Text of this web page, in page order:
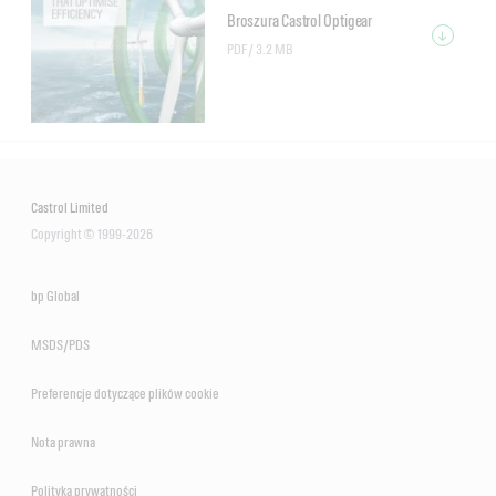
jak i przeznaczonych do pracy pod wysokim obciążeniem, linia
Castrol Optigear Synthetic PD ES pomaga zneutralizować
nierówności powierzchni oraz zminimalizować tarcie poprzez
poprawę profilu powierzchni stykających się kół zębatych.
sprzęgłach zębatych i układach obiegowych. Dodatki „Microflux
Trans” chronią profil powierzchni zębów kół zębatych oraz
poprawiają jej jakość.
Broszura Castrol Optigear
PDF / 3.2 MB
Castrol Limited
Copyright © 1999-2026
bp Global
MSDS/PDS
Preferencje dotyczące plików cookie
Nota prawna
Polityka prywatności